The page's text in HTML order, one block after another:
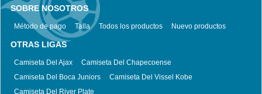
SOBRE NOSOTROS
Método de pago Talla Todos los productos Nuevo productos
OTRAS LIGAS
Camiseta Del Ajax
Camiseta Del Chapecoense
Camiseta Del Boca Juniors
Camiseta Del Vissel Kobe
Camiseta Del River Plate